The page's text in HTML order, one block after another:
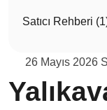
Satıcı Rehberi
26 Mayıs 2026